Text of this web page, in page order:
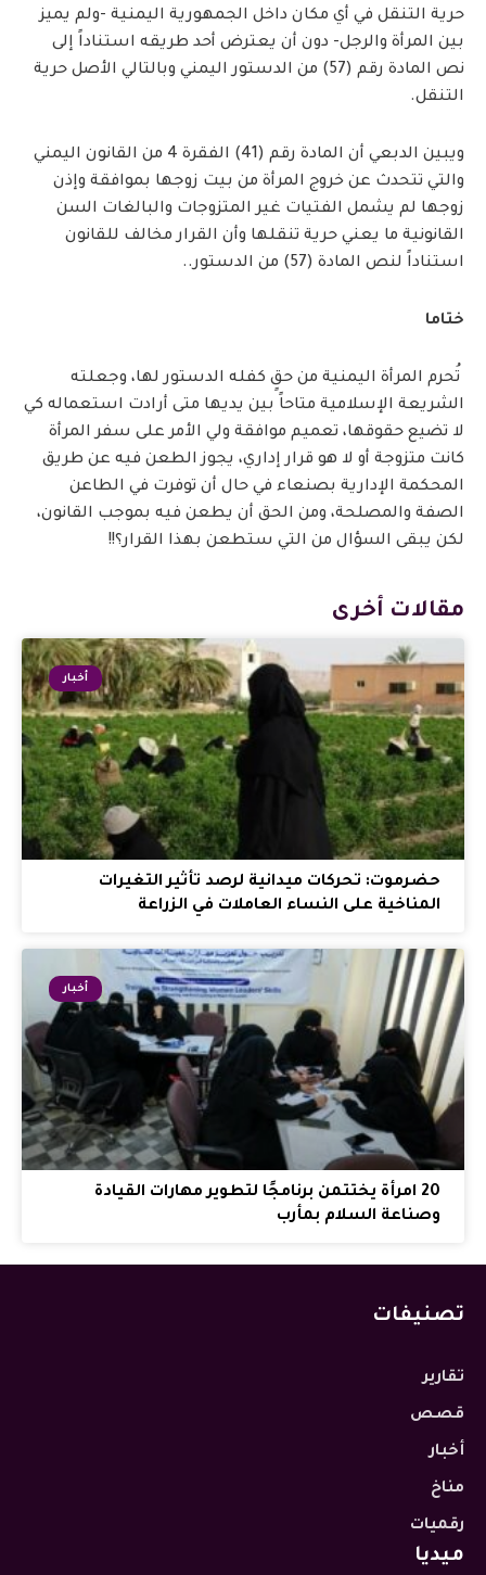
حرية التنقل في أي مكان داخل الجمهورية اليمنية -ولم يميز
بين المرأة والرجل- دون أن يعترض أحد طريقه استناداً إلى
نص المادة رقم (57) من الدستور اليمني وبالتالي الأصل حرية
التنقل.
ويبين الدبعي أن المادة رقم (41) الفقرة 4 من القانون اليمني
والتي تتحدث عن خروج المرأة من بيت زوجها بموافقة وإذن
زوجها لم يشمل الفتيات غير المتزوجات والبالغات السن
القانونية ما يعني حرية تنقلها وأن القرار مخالف للقانون
استناداً لنص المادة (57) من الدستور..
ختاما
تُحرم المرأة اليمنية من حقٍ كفله الدستور لها، وجعلته
الشريعة الإسلامية متاحاً بين يديها متى أرادت استعماله كي
لا تضيع حقوقها، تعميم موافقة ولي الأمر على سفر المرأة
كانت متزوجة أو لا هو قرار إداري، يجوز الطعن فيه عن طريق
المحكمة الإدارية بصنعاء في حال أن توفرت في الطاعن
الصفة والمصلحة، ومن الحق أن يطعن فيه بموجب القانون،
لكن يبقى السؤال من التي ستطعن بهذا القرار؟!!
مقالات أخرى
أخبار
حضرموت: تحركات ميدانية لرصد تأثير التغيرات
المناخية على النساء العاملات في الزراعة
أخبار
20 امرأة يختتمن برنامجًا لتطوير مهارات القيادة
وصناعة السلام بمأرب
تصنيفات
تقارير
قصص
أخبار
مناخ
رقميات
ميديا